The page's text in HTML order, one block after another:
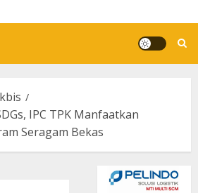
IPC TPK Manfaatkan
Seragam Bekas